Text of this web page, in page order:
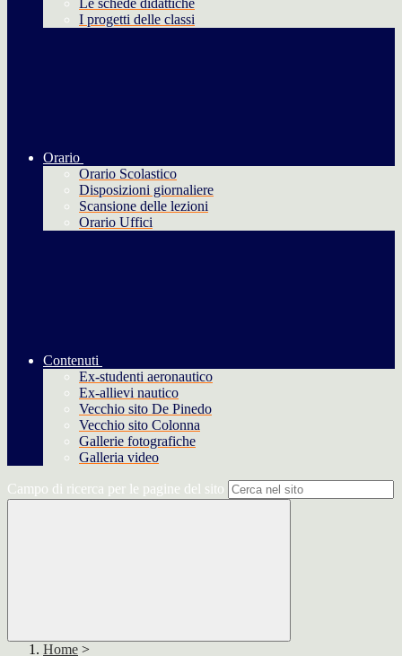
Le schede didattiche
I progetti delle classi
Orario
Orario Scolastico
Disposizioni giornaliere
Scansione delle lezioni
Orario Uffici
Contenuti
Ex-studenti aeronautico
Ex-allievi nautico
Vecchio sito De Pinedo
Vecchio sito Colonna
Gallerie fotografiche
Galleria video
Campo di ricerca per le pagine del sito
Home >